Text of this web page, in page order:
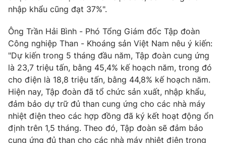
nhập khẩu cũng đạt 37%".
Ông Trần Hải Bình - Phó Tổng Giám đốc Tập đoàn
Công nghiệp Than - Khoáng sản Việt Nam nêu ý kiến:
"Dự kiến trong 5 tháng đầu năm, Tập đoàn cung ứng
là 23,7 triệu tấn, bằng 45,4% kế hoạch năm, trong đó
cho điện là 18,8 triệu tấn, bằng 44,8% kế hoạch năm.
Hiện nay, Tập đoàn đã tổ chức sản xuất, nhập khẩu,
đảm bảo dự trữ đủ than cung ứng cho các nhà máy
nhiệt điện theo các hợp đồng đã ký kết hoạt động ổn
định trên 1,5 tháng. Theo đó, Tập đoàn sẽ đảm bảo
cung ứng đủ than cho các nhà máy nhiệt điện trong